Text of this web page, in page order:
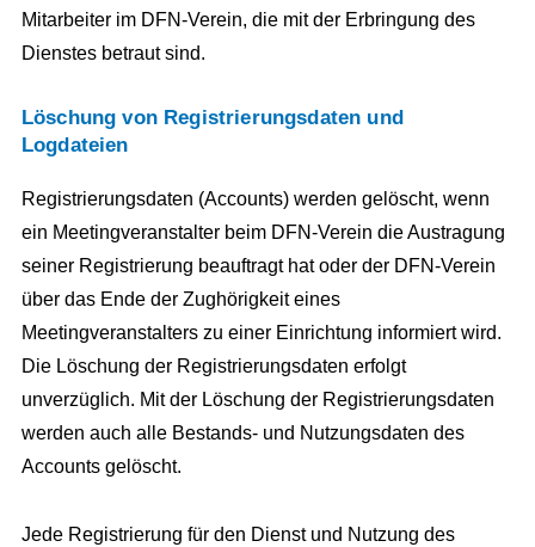
Mitarbeiter im DFN-Verein, die mit der Erbringung des
Dienstes betraut sind.
Löschung von Registrierungsdaten und
Logdateien
Registrierungsdaten (Accounts) werden gelöscht, wenn
ein Meetingveranstalter beim DFN-Verein die Austragung
seiner Registrierung beauftragt hat oder der DFN-Verein
über das Ende der Zughörigkeit eines
Meetingveranstalters zu einer Einrichtung informiert wird.
Die Löschung der Registrierungsdaten erfolgt
unverzüglich. Mit der Löschung der Registrierungsdaten
werden auch alle Bestands- und Nutzungsdaten des
Accounts gelöscht.
Jede Registrierung für den Dienst und Nutzung des